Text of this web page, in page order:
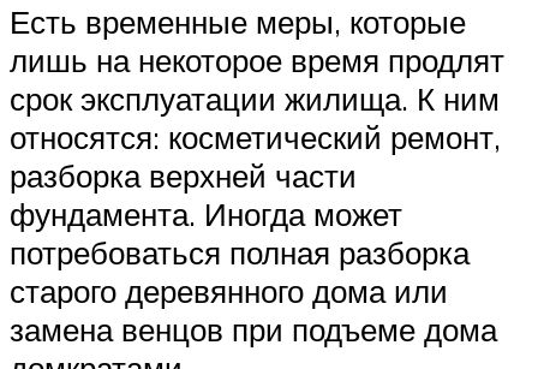
Есть временные меры, которые
лишь на некоторое время продлят
срок эксплуатации жилища. К ним
относятся: косметический ремонт,
разборка верхней части
фундамента. Иногда может
потребоваться полная разборка
старого деревянного дома или
замена венцов при подъеме дома